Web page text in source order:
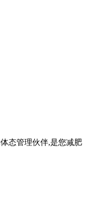
态管理伙伴,是您减肥